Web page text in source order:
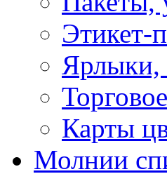
Этикет-
Ярлыки,
Карты
Молнии